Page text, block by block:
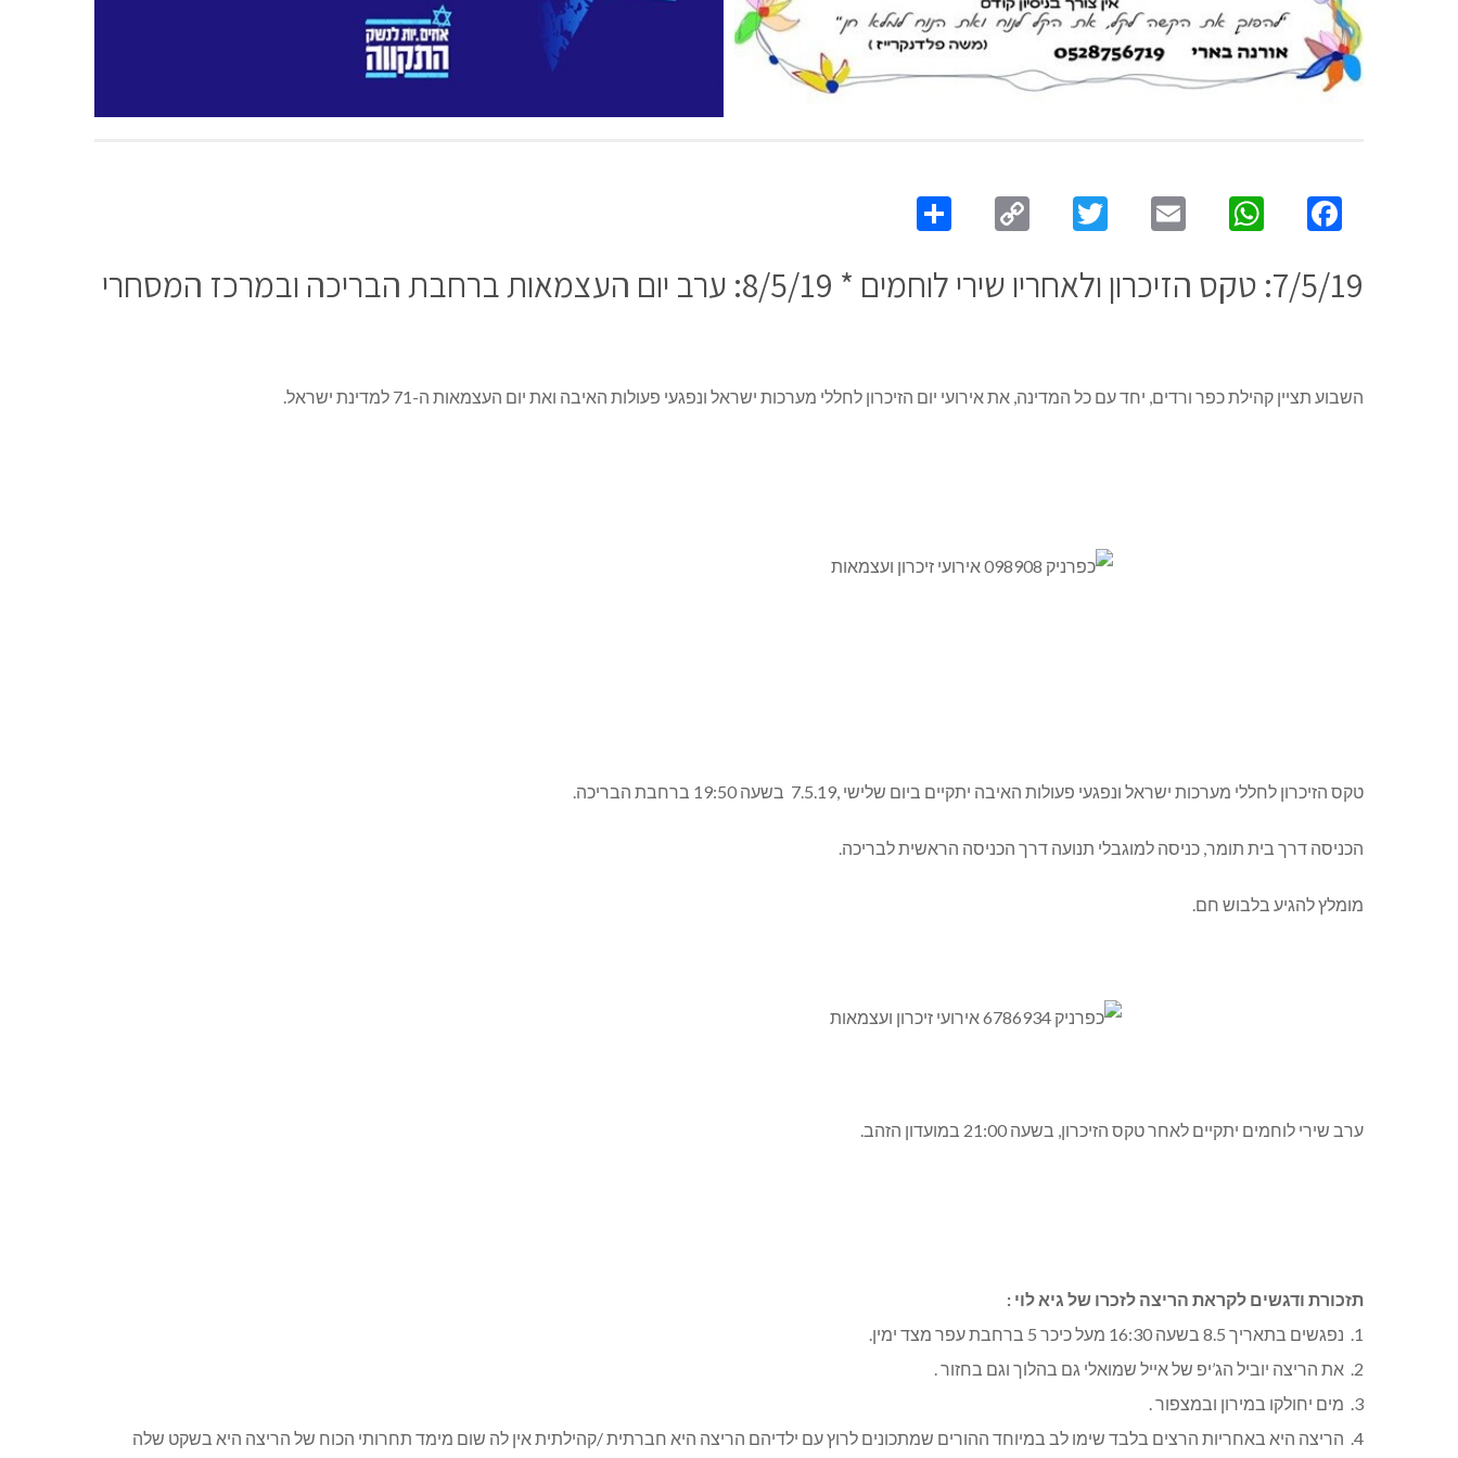
Facebook
WhatsApp
Email
Twitter
Copy
7/5/19: טקס הזיכרון ולאחריו שירי לוחמים * 8/5/19: ערב יום העצמאות ברחבת הבריכה ובמרכז המסחרי
השבוע תציין קהילת כפר ורדים, יחד עם כל המדינה, את אירועי יום הזיכרון לחללי מערכות ישראל ונפגעי פעולות האיבה ואת יום העצמאות ה-71 למדינת ישראל.
טקס הזיכרון לחללי מערכות ישראל ונפגעי פעולות האיבה יתקיים ביום שלישי ,7.5.19 בשעה 19:50 ברחבת הבריכה.
הכניסה דרך בית תומר, כניסה למוגבלי תנועה דרך הכניסה הראשית לבריכה.
מומלץ להגיע בלבוש חם.
ערב שירי לוחמים יתקיים לאחר טקס הזיכרון, בשעה 21:00 במועדון הזהב.
תזכורת ודגשים לקראת הריצה לזכרו של גיא לוי :
1. נפגשים בתאריך 8.5 בשעה 16:30 מעל כיכר 5 ברחבת עפר מצד ימין.
2. את הריצה יוביל הג’יפ של אייל שמואלי גם בהלוך וגם בחזור .
3. מים יחולקו במירון ובמצפור .
4. הריצה היא באחריות הרצים בלבד שימו לב במיוחד ההורים שמתכונים לרוץ עם ילדיהם הריצה היא חברתית /קהילתית אין לה שום מימד תחרותי הכוח של הריצה היא בשקט שלה